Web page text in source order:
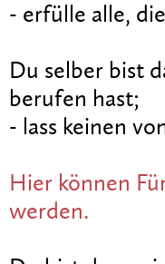
- erfülle alle,
Du selber bist
berufen hast;
- lass keinen
Hier können
werden.